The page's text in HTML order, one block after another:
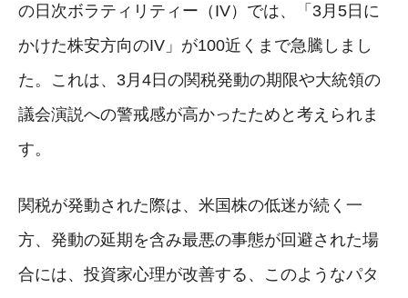
の日次ボラティリティー（IV）では、「3月5日に
かけた株安方向のIV」が100近くまで急騰しまし
た。これは、3月4日の関税発動の期限や大統領の
議会演説への警戒感が高かったためと考えられま
す。
関税が発動された際は、米国株の低迷が続く一
方、発動の延期を含み最悪の事態が回避された場
合には、投資家心理が改善する、このようなパタ